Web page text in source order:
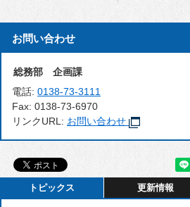
お問い合わせ
総務部 企画課
電話: 0138-73-3111
Fax: 0138-73-6970
リンクURL: お問い合わせ
トピックス 更新情報